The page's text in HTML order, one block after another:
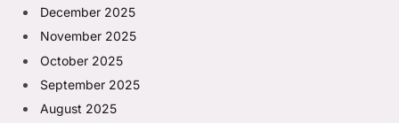
December 2025
November 2025
October 2025
September 2025
August 2025